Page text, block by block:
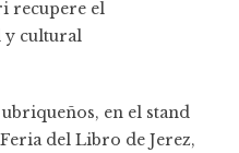
recupere el
cultural
en el stand
del Libro de Jerez,